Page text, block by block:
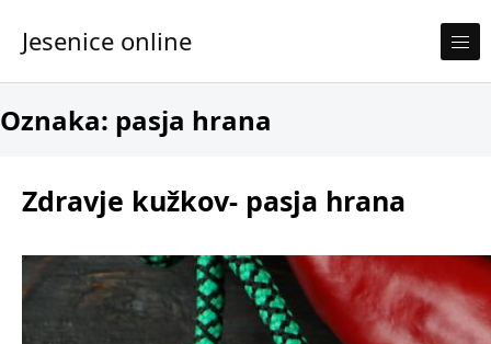
Skip to content
Jesenice online
Oznaka: pasja hrana
Zdravje kužkov- pasja hrana